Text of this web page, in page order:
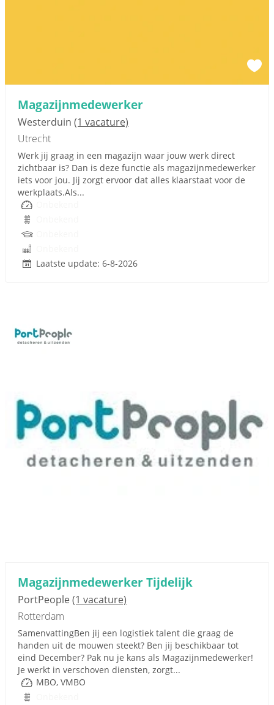
Magazijnmedewerker
Westerduin (1 vacature)
Utrecht
Werk jij graag in een magazijn waar jouw werk direct
zichtbaar is? Dan is deze functie als magazijnmedewerker
iets voor jou. Jij zorgt ervoor dat alles klaarstaat voor de
werkplaats.Als...
Laatste update: 6-8-2026
Magazijnmedewerker Tijdelijk
PortPeople(1 vacature)
Rotterdam
SamenvattingBen jij een logistiek talent die graag de
handen uit de mouwen steekt? Ben jij beschikbaar tot
eind December? Pak nu je kans als Magazijnmedewerker!
Je werkt in verschoven diensten, zorgt...
MBO, VMBO